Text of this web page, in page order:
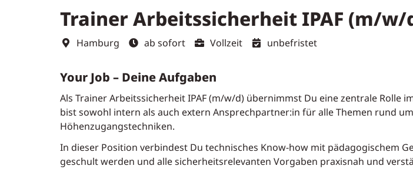
Trainer Arbeitssicherheit IPAF (m/
Hamburg ab sofort Vollzeit unbefristet
Your Job – Deine Aufgaben
Als Trainer Arbeitssicherheit IPAF (m/w/d) übernimmst Du eine zentrale Rolle
bist sowohl intern als auch extern Ansprechpartner:in für alle Themen rund
Höhenzugangstechniken.
In dieser Position verbindest Du technisches Know-how mit pädagogischem
geschult werden und alle sicherheitsrelevanten Vorgaben praxisnah und